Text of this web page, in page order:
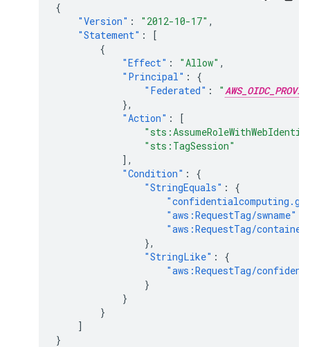
{
"Version" : "2012-10-17" ,
"Statement" :
[
{
"Effect" : "Allow" ,
"Principal" :
{
"Federated" : "
},
"Action" :
[
"sts:TagSession"
],
"Condition" :
{
"StringEquals" :
{
"aws:RequestTag/swname"
"aws:RequestTag/
},
"StringLike" :
{
"aws:RequestTag/
}
}
}
]
}